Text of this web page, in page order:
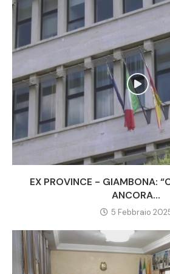
EX PROVINCE - GIAMBONA:
ANCORA...
5 Febbraio